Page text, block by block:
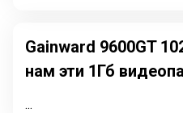
Gainward 9600GT
нам эти 1Гб
...